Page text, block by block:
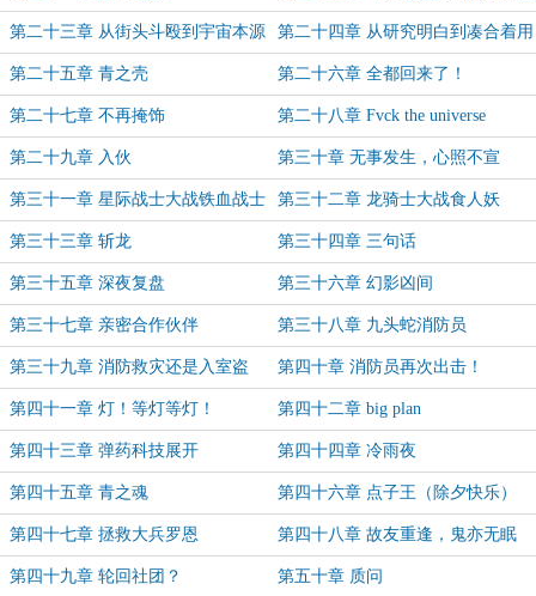
第二十三章 从街头斗殴到宇宙本源 第二十四章 从研究明白到凑合着用
第二十五章 青之壳 第二十六章 全都回来了！
第二十七章 不再掩饰 第二十八章 Fvck the universe
第二十九章 入伙 第三十章 无事发生，心照不宣
第三十一章 星际战士大战铁血战士 第三十二章 龙骑士大战食人妖
第三十三章 斩龙 第三十四章 三句话
第三十五章 深夜复盘 第三十六章 幻影凶间
第三十七章 亲密合作伙伴 第三十八章 九头蛇消防员
第三十九章 消防救灾还是入室盗
窃？
第四十章 消防员再次出击！
第四十一章 灯！等灯等灯！ 第四十二章 big plan
第四十三章 弹药科技展开 第四十四章 冷雨夜
第四十五章 青之魂 第四十六章 点子王（除夕快乐）
第四十七章 拯救大兵罗恩 第四十八章 故友重逢，鬼亦无眠
第四十九章 轮回社团？ 第五十章 质问